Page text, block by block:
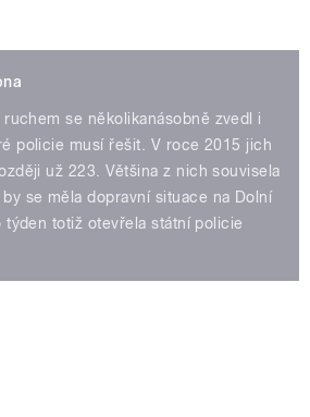
se několikanásobně zvedl i
policie musí řešit. V roce 2015 jich
už 223. Většina z nich souvisela
se měla dopravní situace na Dolní
týden totiž otevřela státní policie